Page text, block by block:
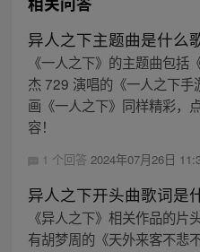
异人之下主题曲是什么
《一人之下》的主题曲包括
杰 729 演唱的《一人之下
画《一人之下》同样精彩，
容！
1 个回答 2024年07月26日
异人之下开头曲歌词是
《异人之下》相关作品的片
有胡梦周的《天外来客不悲